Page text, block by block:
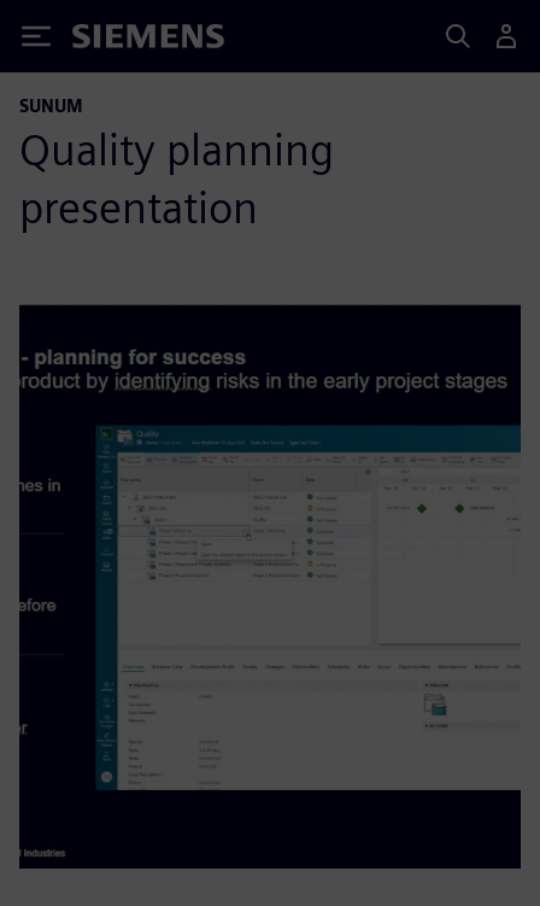
Siemens
SUNUM
Quality planning
presentation